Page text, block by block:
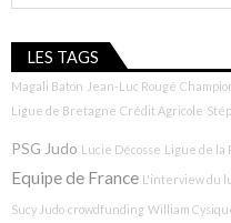
LES TAGS
Magali Baton Jean-Luc Rougé
Ligue de Bretagne Crédit Agricole
PSG Judo Lucie Décosse Ligue de la
Equipe de France L'interview du
Sucy Judo crowdfunding William